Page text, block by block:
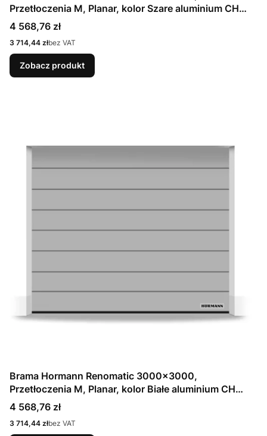
Przetłoczenia M, Planar, kolor Szare aluminium CH
9007 Matt deluxe + Prowadzenie N
Cena
4 568,76 zł
Cena
3 714,44 złbez VAT
Zobacz produkt
Brama Hormann Renomatic 3000x3000,
Przetłoczenia M, Planar, kolor Białe aluminium CH
9006 Matt deluxe + Prowadzenie N
Cena
4 568,76 zł
Cena
3 714,44 złbez VAT